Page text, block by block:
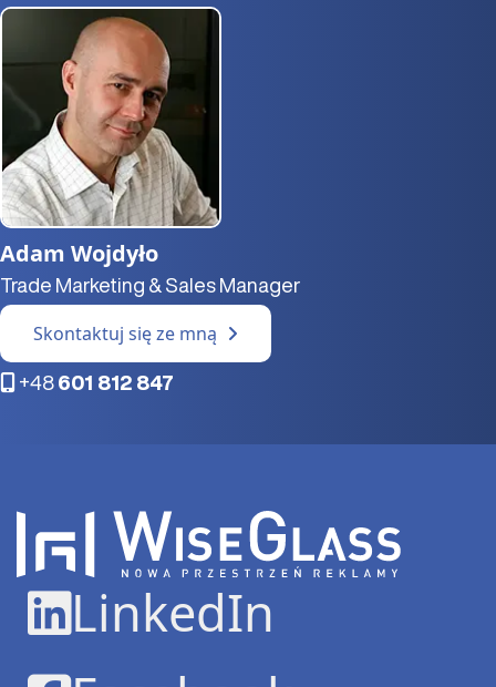
Adam Wojdyło
Trade Marketing & Sales Manager
Skontaktuj się ze mną
+48 601 812 847
LinkedIn